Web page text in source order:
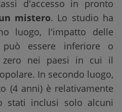
d'accesso in pronto
mistero. Lo studio ha
luogo, l'impatto delle
essere inferiore o
nei paesi in cui il
In secondo luogo,
(4 anni) è relativamente
stati inclusi solo alcuni